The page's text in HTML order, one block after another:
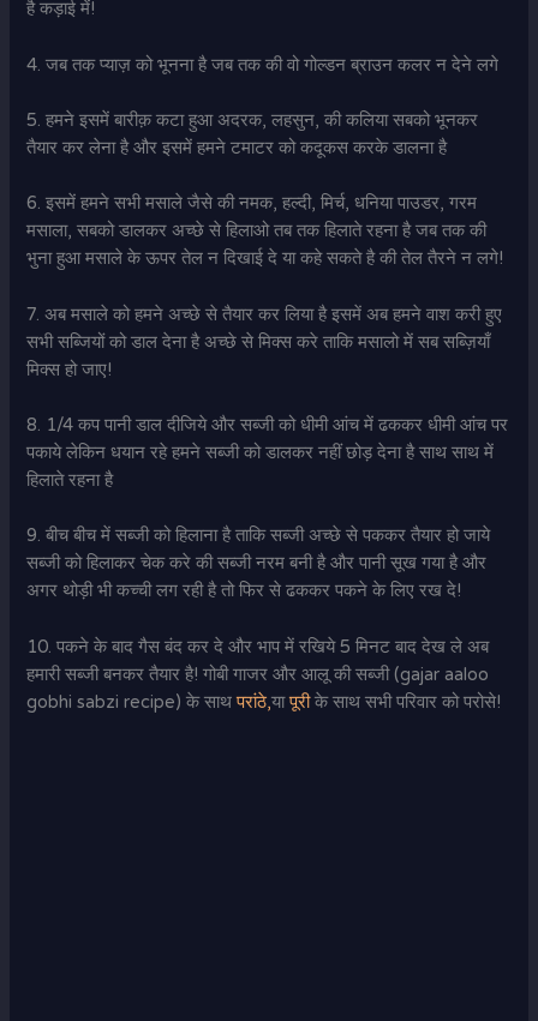
है कड़ाई में!
4. जब तक प्याज़ को भूनना है जब तक की वो गोल्डन ब्राउन कलर न देने लगे
5. हमने इसमें बारीक़ कटा हुआ अदरक, लहसुन, की कलिया सबको भूनकर
तैयार कर लेना है और इसमें हमने टमाटर को कदूकस करके डालना है
6. इसमें हमने सभी मसाले जैसे की नमक, हल्दी, मिर्च, धनिया पाउडर, गरम
मसाला, सबको डालकर अच्छे से हिलाओ तब तक हिलाते रहना है जब तक की
भुना हुआ मसाले के ऊपर तेल न दिखाई दे या कहे सकते है की तेल तैरने न लगे!
7. अब मसाले को हमने अच्छे से तैयार कर लिया है इसमें अब हमने वाश करी हुए
सभी सब्जियों को डाल देना है अच्छे से मिक्स करे ताकि मसालो में सब सब्ज़ियाँ
मिक्स हो जाए!
8. 1/4 कप पानी डाल दीजिये और सब्जी को धीमी आंच में ढककर धीमी आंच पर
पकाये लेकिन धयान रहे हमने सब्जी को डालकर नहीं छोड़ देना है साथ साथ में
हिलाते रहना है
9. बीच बीच में सब्जी को हिलाना है ताकि सब्जी अच्छे से पककर तैयार हो जाये
सब्जी को हिलाकर चेक करे की सब्जी नरम बनी है और पानी सूख गया है और
अगर थोड़ी भी कच्ची लग रही है तो फिर से ढककर पकने के लिए रख दे!
10. पकने के बाद गैस बंद कर दे और भाप में रखिये 5 मिनट बाद देख ले अब
हमारी सब्जी बनकर तैयार है! गोबी गाजर और आलू की सब्जी (gajar aaloo
gobhi sabzi recipe) के साथपरांठे,यापूरीके साथ सभी परिवार को परोसे!